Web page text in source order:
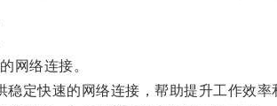
网络连接。
快速的网络连接，帮助提升工作效率